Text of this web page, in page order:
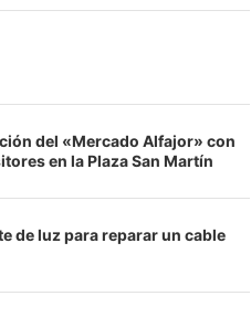
del «Mercado Alfajor» con
en la Plaza San Martín
de luz para reparar un cable